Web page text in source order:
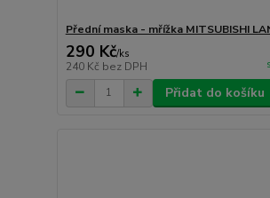
Přední maska - mřížka MITSUBISHI
290 Kč/ks
240 Kč bez DPH
Přidat do košíku